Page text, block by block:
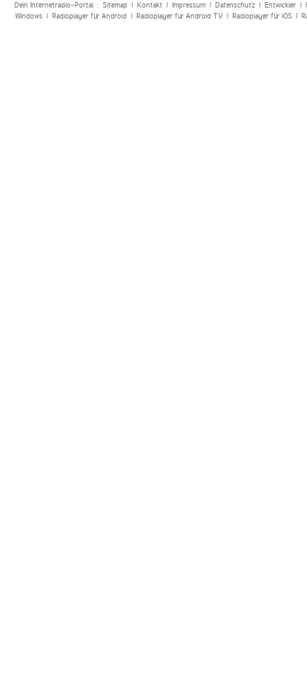
Dein Internetradio-Portal : Sitemap| Kontakt| Impressum| Datenschutz| Entwickler|
Windows| Radioplayer für Android| Radioplayer für Android TV| Radioplayer für iOS|